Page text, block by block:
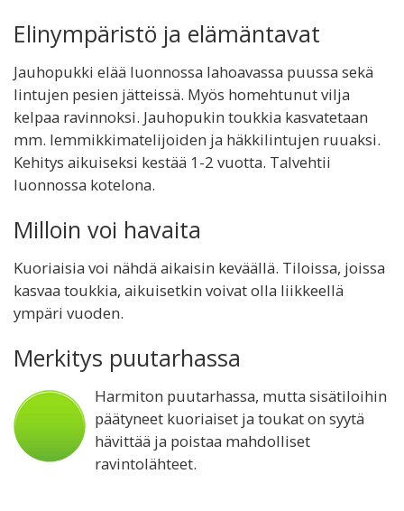
Elinympäristö ja elämäntavat
Jauhopukki elää luonnossa lahoavassa puussa sekä
lintujen pesien jätteissä. Myös homehtunut vilja
kelpaa ravinnoksi. Jauhopukin toukkia kasvatetaan
mm. lemmikkimatelijoiden ja häkkilintujen ruuaksi.
Kehitys aikuiseksi kestää 1-2 vuotta. Talvehtii
luonnossa kotelona.
Milloin voi havaita
Kuoriaisia voi nähdä aikaisin keväällä. Tiloissa, joissa
kasvaa toukkia, aikuisetkin voivat olla liikkeellä
ympäri vuoden.
Merkitys puutarhassa
Harmiton puutarhassa, mutta sisätiloihin
päätyneet kuoriaiset ja toukat on syytä
hävittää ja poistaa mahdolliset
ravintolähteet.